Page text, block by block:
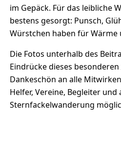
im Gepäck. Für das leibliche
bestens gesorgt: Punsch,
Würstchen haben für Wärme
Die Fotos unterhalb des
Eindrücke dieses
Dankeschön an alle
Helfer, Vereine, Begleiter und
Sternfackelwanderung